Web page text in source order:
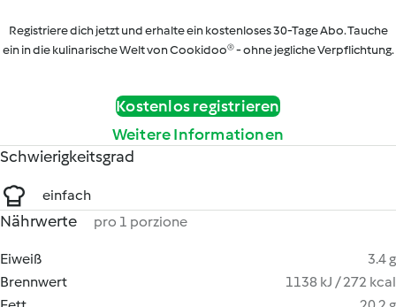
Registriere dich jetzt und erhalte ein kostenloses 30-Tage Abo. Tauche
ein in die kulinarische Welt von Cookidoo® - ohne jegliche Verpflichtung.
Kostenlos registrieren
Weitere Informationen
Schwierigkeitsgrad
einfach
Nährwerte pro 1 porzione
Eiweiß
3.4 g
Brennwert
1138 kJ / 272 kcal